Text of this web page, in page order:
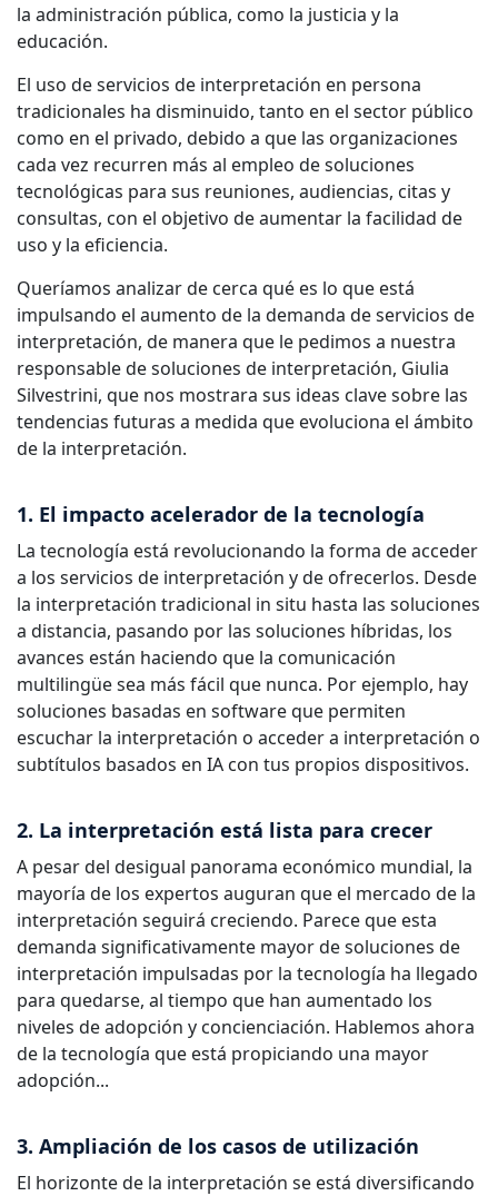
Jurídico
Defensa y Seguridad
Todas las industrias
la administración pública, como la justicia y la
educación.
El uso de servicios de interpretación en persona
tradicionales ha disminuido, tanto en el sector público
como en el privado, debido a que las organizaciones
cada vez recurren más al empleo de soluciones
tecnológicas para sus reuniones, audiencias, citas y
consultas, con el objetivo de aumentar la facilidad de
uso y la eficiencia.
Queríamos analizar de cerca qué es lo que está
impulsando el aumento de la demanda de servicios de
interpretación, de manera que le pedimos a nuestra
responsable de soluciones de interpretación, Giulia
Silvestrini, que nos mostrara sus ideas clave sobre las
tendencias futuras a medida que evoluciona el ámbito
de la interpretación.
1. El impacto acelerador de la tecnología
La tecnología está revolucionando la forma de acceder
a los servicios de interpretación y de ofrecerlos. Desde
la interpretación tradicional in situ hasta las soluciones
a distancia, pasando por las soluciones híbridas, los
avances están haciendo que la comunicación
multilingüe sea más fácil que nunca. Por ejemplo, hay
soluciones basadas en software que permiten
escuchar la interpretación o acceder a interpretación o
subtítulos basados en IA con tus propios dispositivos.
2. La interpretación está lista para crecer
A pesar del desigual panorama económico mundial, la
mayoría de los expertos auguran que el mercado de la
interpretación seguirá creciendo. Parece que esta
demanda significativamente mayor de soluciones de
interpretación impulsadas por la tecnología ha llegado
para quedarse, al tiempo que han aumentado los
niveles de adopción y concienciación. Hablemos ahora
de la tecnología que está propiciando una mayor
adopción...
3. Ampliación de los casos de utilización
El horizonte de la interpretación se está diversificando